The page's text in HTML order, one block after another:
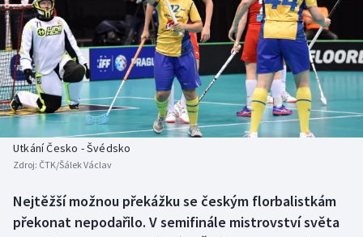
Americký fotbal
Baseball a softbal
Basketbal
Biatlon
Box
NEPŘEHLÉDNĚTE
Soutěže
Historické návraty
Aplikace ČT sport
Utkání Česko - Švédsko
Zdroj: ČTK/Šálek Václav
Nejtěžší možnou překážku se českým florbalistkám
překonat nepodařilo. V semifinále mistrovství světa